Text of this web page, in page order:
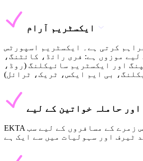
ایکسٹریم آرام
کرتی ہے۔ ایکسٹریم اسپورٹس
موزوں ہے: فری رائڈ، کائٹنگ،
اور ایکسٹریم سائیکلنگ (روڈ،
بی ایم ایکس، ٹریک، ٹرائل)
اور حاملہ خواتین کے لیے
EKTA انشورنس پالیسی اس زمرے کے مسافروں کے لیے سب
ٹیرف اور سہولیات میں سے ایک ہے